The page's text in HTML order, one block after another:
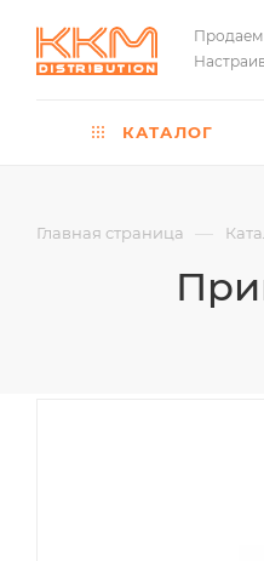
КАТАЛОГ
Главная страница —